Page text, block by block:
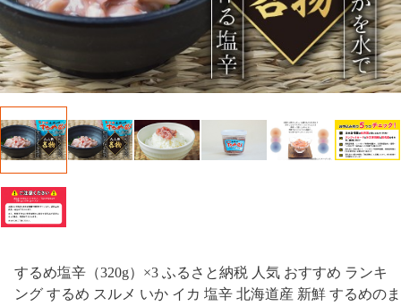
するめ塩辛（320g）×3 ふるさと納税 人気 おすすめ ランキ
ング するめ スルメ いか イカ 塩辛 北海道産 新鮮 するめのま